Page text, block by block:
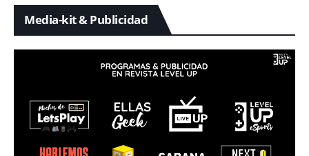
Media-kit & Publicidad